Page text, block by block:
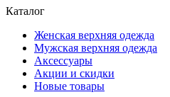
Каталог
Женская верхняя одежда
Мужская верхняя одежда
Аксессуары
Акции и скидки
Новые товары